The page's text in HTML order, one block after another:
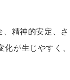
精神的安定、さ
が生じやすく、